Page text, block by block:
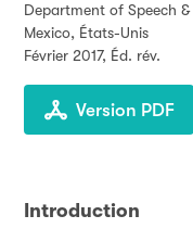
Department of Speech
Mexico, États-Unis
Février 2017, Éd. rév.
Version PDF
Introduction